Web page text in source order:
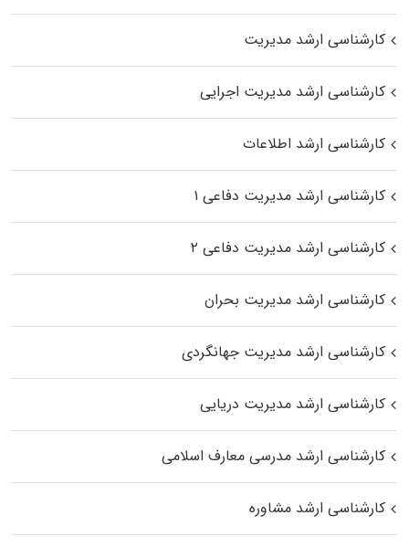
کارشناسی ارشد مدیریت
کارشناسی ارشد مدیریت اجرایی
کارشناسی ارشد اطلاعات
کارشناسی ارشد مدیریت دفاعی ۱
کارشناسی ارشد مدیریت دفاعی ۲
کارشناسی ارشد مدیریت بحران
کارشناسی ارشد مدیریت جهانگردی
کارشناسی ارشد مدیریت دریایی
کارشناسی ارشد مدرسی معارف اسلامی
کارشناسی ارشد مشاوره